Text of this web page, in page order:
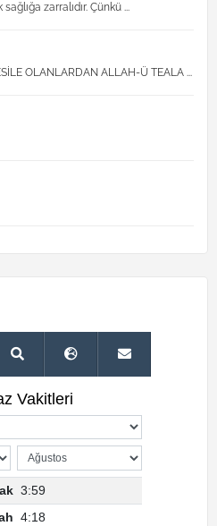
zarralıdır. Çünkü ...
OLANLARDAN ALLAH-Ü TEALA ...